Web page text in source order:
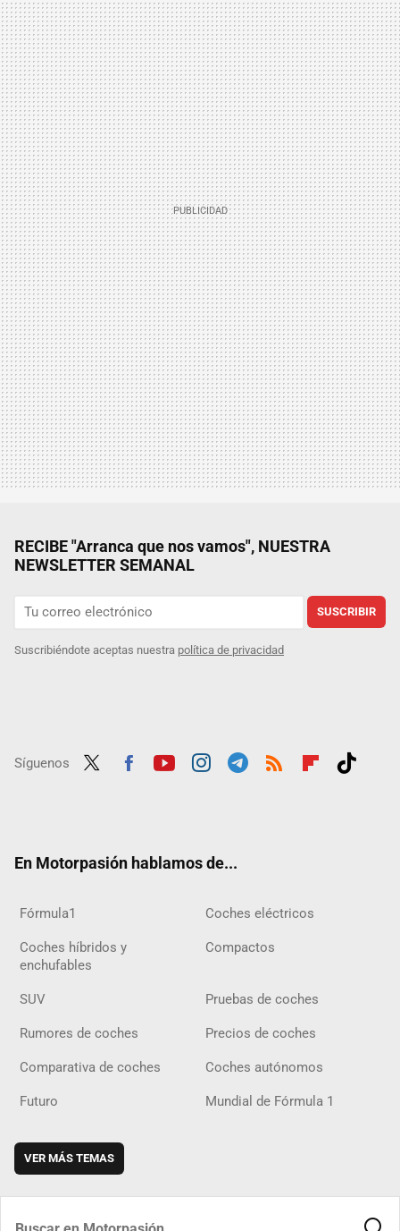
RECIBE "Arranca que nos vamos", NUESTRA
NEWSLETTER SEMANAL
SUSCRIBIR
Suscribiéndote aceptas nuestra política de privacidad
Síguenos
En Motorpasión hablamos de...
Fórmula1 Coches eléctricos
Coches híbridos y
enchufables
Compactos
SUV Pruebas de coches
Rumores de coches Precios de coches
Comparativa de coches Coches autónomos
Futuro Mundial de Fórmula 1
VER MÁS TEMAS